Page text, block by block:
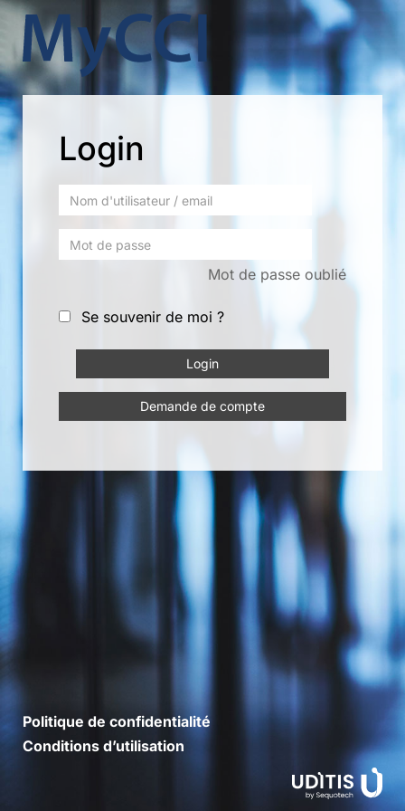
Login
Mot de passe oublié
Se souvenir de moi ?
Demande de compte
Politique de confidentialité
Conditions d’utilisation